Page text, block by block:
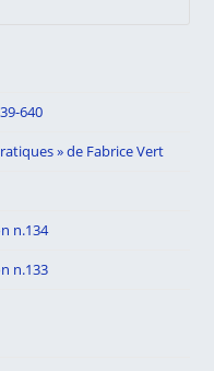
640
» de Fabrice Vert
n.134
n.133